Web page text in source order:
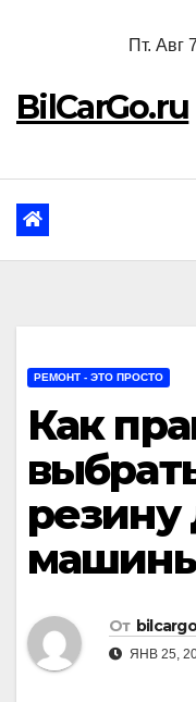
Пт. Авг
BilCarGo.ru
РЕМОНТ - ЭТО ПРОСТО
Как
резину
От
ЯНВ 25,